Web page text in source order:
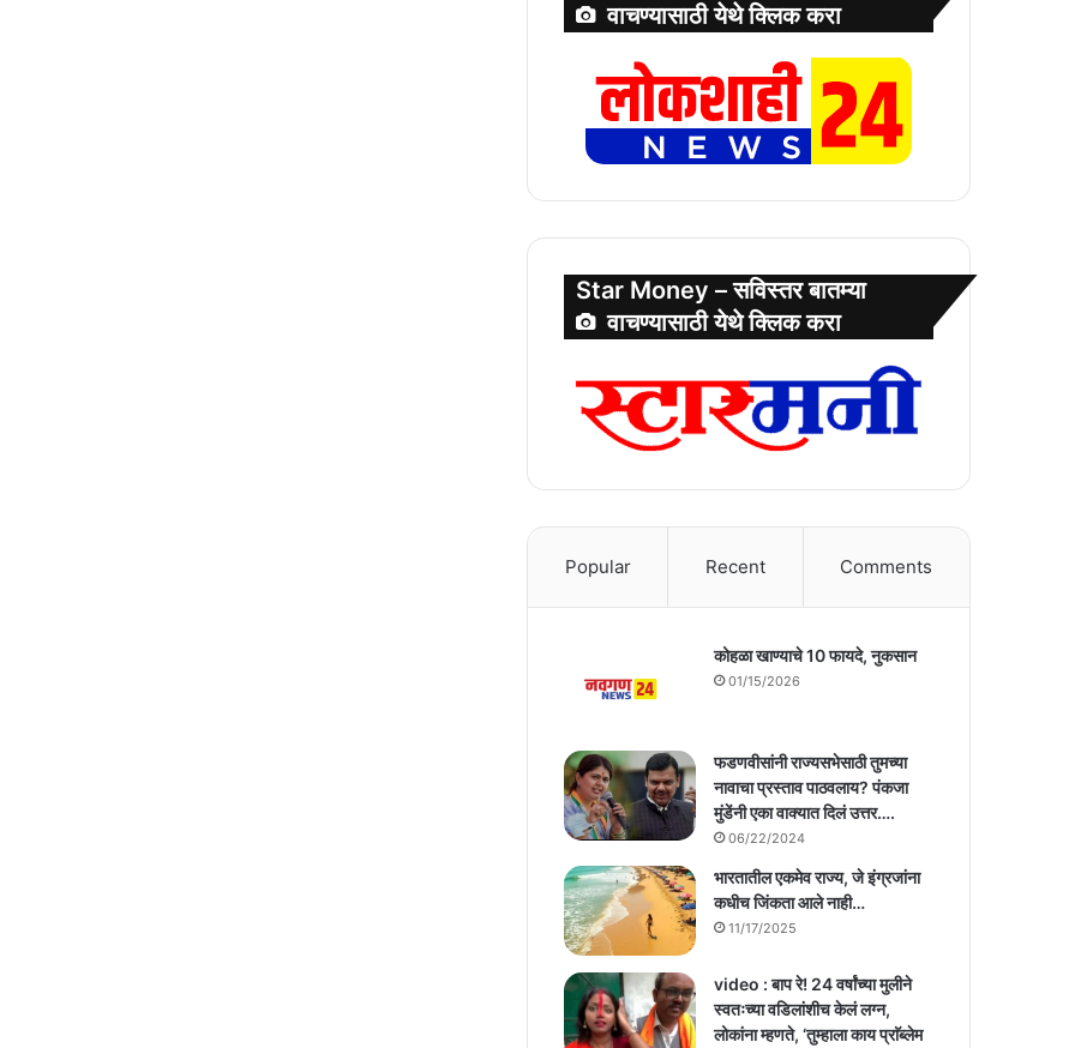
वाचण्यासाठी येथे क्लिक करा
Star Money – सविस्तर बातम्या
वाचण्यासाठी येथे क्लिक करा
Popular Recent Comments
कोहळा खाण्याचे 10 फायदे, नुकसान
01/15/2026
फडणवीसांनी राज्यसभेसाठी तुमच्या
नावाचा प्रस्ताव पाठवलाय? पंकजा
मुंडेंनी एका वाक्यात दिलं उत्तर….
06/22/2024
भारतातील एकमेव राज्य, जे इंग्रजांना
कधीच जिंकता आले नाही…
11/17/2025
video : बाप रे! 24 वर्षांच्या मुलीने
स्वतःच्या वडिलांशीच केलं लग्न,
लोकांना म्हणते, ‘तुम्हाला काय प्राॅब्लेम